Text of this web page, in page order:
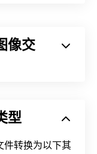
像交
轻微修改的
柯
型
件转换为以下其